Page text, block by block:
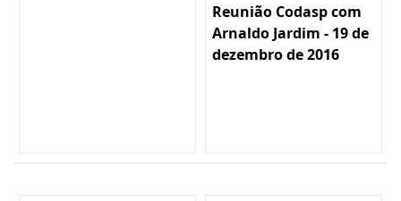
Reunião Codasp com
Arnaldo Jardim - 19 de
dezembro de 2016